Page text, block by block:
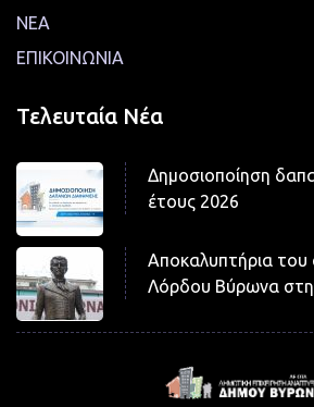
ΝΕΑ
ΕΠΙΚΟΙΝΩΝΙΑ
Τελευταία Νέα
Δημοσιοποίηση
έτους 2026
Αποκαλυπτήρια του
Λόρδου Βύρωνα